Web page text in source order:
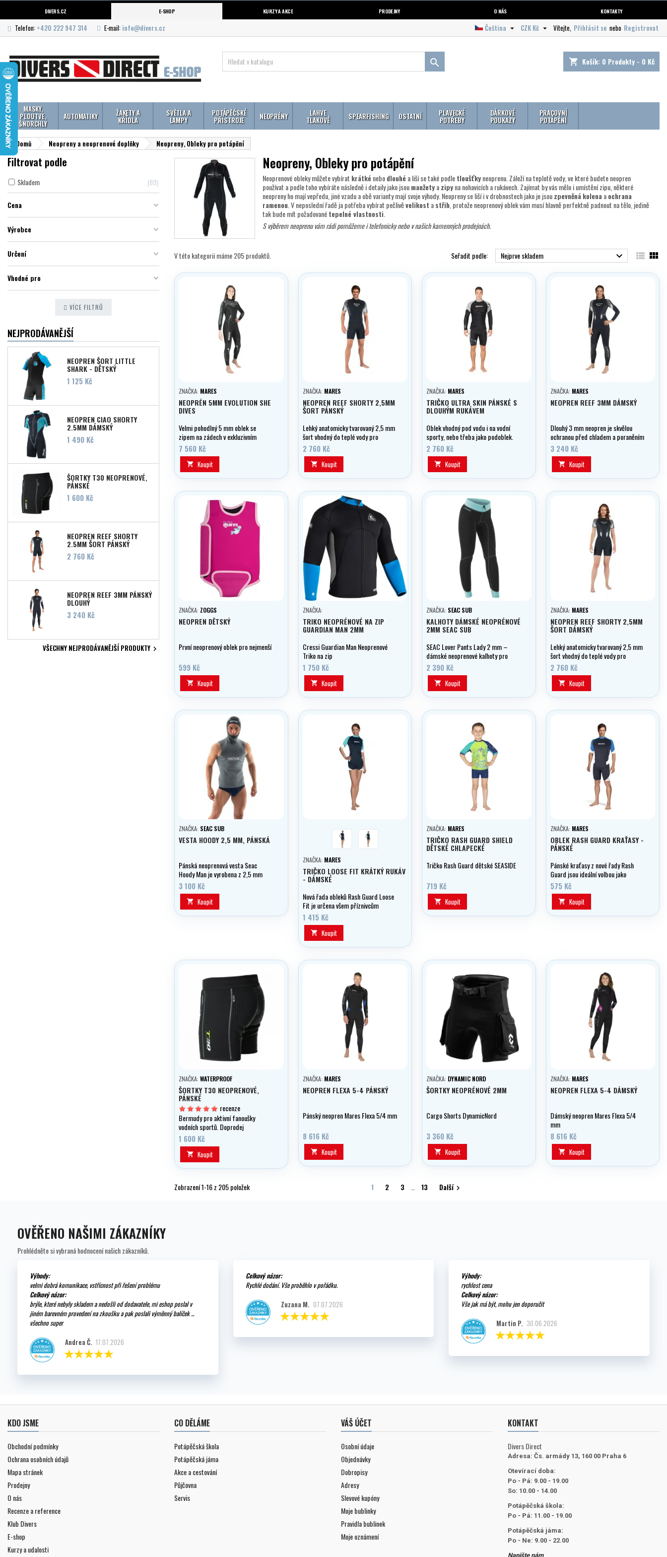
DIVERS.CZ E-SHOP KURZY A AKCE PRODEJNY O NÁS KONTAKTY
Telefon: +420 222 947 314 E-mail: info@divers.cz Vítejte, Přihlásit se nebo Registrovat
CZK Kč 
Čeština 
shopping_cart Košík: 0 Produkty - 0 Kč

MASKY,
PLOUTVE,
ŠNORCHLY
AUTOMATIKY ŽAKETY A
KŘÍDLA
SVĚTLA A
LAMPY
POTÁPĚČSKÉ
PŘÍSTROJE NEOPRÉNY LAHVE
TLAKOVÉ SPEARFISHING OSTATNÍ PLAVECKÉ
POTŘEBY
DÁRKOVÉ
POUKAZY
PRACOVNÍ
POTÁPĚNÍ
Domů Neopreny a neoprenové doplňky Neopreny, Obleky pro potápění
Filtrovat podle
Skladem 89
Cena
Výrobce
Určení
Vhodné pro
VÍCE FILTRŮ
NEJPRODÁVANĚJŠÍ
NEOPREN ŠORT LITTLE
SHARK - DĚTSKÝ
Cena
1 125 Kč
NEOPREN CIAO SHORTY
2,5MM DÁMSKÝ
Cena
1 490 Kč
ŠORTKY T30 NEOPRENOVÉ,
PÁNSKÉ
Cena
1 600 Kč
NEOPREN REEF SHORTY
2,5MM ŠORT PÁNSKÝ
Cena
2 760 Kč
NEOPREN REEF 3MM PÁNSKÝ
DLOUHÝ
Cena
3 240 Kč
VŠECHNY NEJPRODÁVANĚJŠÍ PRODUKTY 
Neopreny, Obleky pro potápění
Neoprenové obleky můžete vybírat krátké nebodlouhé a liší se také podletloušťkyneoprenu. Záleží na teplotě vody, ve které budete neopren
používat a podle toho vybíráte následně i detaily jako jsoumanžetyazipyna nohavicích a rukávech. Zajímat by vás mělo i umístění zipu, některé
neopreny ho mají vepředu, jiné vzadu a obě varianty mají svoje výhody. Neopreny se liší i v drobnostech jako je jsouzpevněná kolena aochrana
ramenou . V neposlední řadě ja potřeba vybírat pečlivěvelikost astřih , protože neoprenový oblek vám musí hlavně perfektně padnout na tělo, jedině
tak bude mít požadovanétepelné vlastnosti
S výběrem neoprenuvám rádi pomůžeme i telefonicky nebo v našich kamenných prodejnách.
V této kategorii máme 205 produktů. Seřadit podle: Nejprve skladem   
ZNAČKA: MARES
NEOPRÉN 5MM EVOLUTION SHE
DIVES
Velmi pohodlný 5 mm oblek se
zipem na zádech v exkluzivním
designu Mares
7 560 Kč
 Koupit
ZNAČKA: MARES
NEOPREN REEF SHORTY 2,5MM
ŠORT PÁNSKÝ
Lehký anatomicky tvarovaný 2,5 mm
šort vhodný do teplé vody pro
všechny vodní sporty.
2 760 Kč
 Koupit
ZNAČKA: MARES
TRIČKO ULTRA SKIN PÁNSKÉ S
DLOUHÝM RUKÁVEM
Oblek vhodný pod vodu i na vodní
sporty, nebo třeba jako podoblek.
2 760 Kč
 Koupit
ZNAČKA: MARES
NEOPREN REEF 3MM DÁMSKÝ
Dlouhý 3 mm neopren je skvělou
ochranou před chladem a poraněním
v teplé vodě.
3 240 Kč
 Koupit
ZNAČKA: ZOGGS
NEOPREN DĚTSKÝ
První neoprenový oblek pro nejmenší
599 Kč
 Koupit
ZNAČKA:
TRIKO NEOPRÉNOVÉ NA ZIP
GUARDIAN MAN 2MM
Cressi Guardian Man Neoprenové
Triko na zip
1 750 Kč
 Koupit
ZNAČKA: SEAC SUB
KALHOTY DÁMSKÉ NEOPRÉNOVÉ
2MM SEAC SUB
SEAC Lover Pants Lady 2 mm –
dámské neoprenové kalhoty pro
vodní sporty
2 390 Kč
 Koupit
ZNAČKA: MARES
NEOPREN REEF SHORTY 2,5MM
ŠORT DÁMSKÝ
Lehký anatomicky tvarovaný 2,5 mm
šort vhodný do teplé vody pro
všechny vodní sporty.
2 760 Kč
 Koupit
ZNAČKA: SEAC SUB
VESTA HOODY 2,5 MM, PÁNSKÁ
Pánská neoprenová vesta Seac
Hoody Man je vyrobena z 2,5 mm
ultraelastického neoprenu
3 100 Kč
 Koupit
fialová aqua
ZNAČKA: MARES
TRIČKO LOOSE FIT KRÁTKÝ RUKÁV
- DÁMSKÉ
Nová řada obleků Rash Guard Loose
Fit je určena všem příznivcům
elegantních a zároveň pohodlných
sportovních obleků.
1 415 Kč
 Koupit
ZNAČKA: MARES
TRIČKO RASH GUARD SHIELD
DĚTSKÉ CHLAPECKÉ
Tričko Rash Guard dětské SEASIDE
719 Kč
 Koupit
ZNAČKA: MARES
OBLEK RASH GUARD KRAŤASY -
PÁNSKÉ
Pánské kraťasy z nové řady Rash
Guard jsou ideální volbou jako
podoblek nebo můžou být použity
samostatně jako ochrana proti
slunci.
575 Kč
 Koupit
ZNAČKA: WATERPROOF
ŠORTKY T30 NEOPRENOVÉ,
PÁNSKÉ
recenze
Bermudy pro aktivní fanoušky
vodních sportů. Doprodej
1 600 Kč
 Koupit
ZNAČKA: MARES
NEOPREN FLEXA 5-4 PÁNSKÝ
Pánský neopren Mares Flexa 5/4 mm
8 616 Kč
 Koupit
ZNAČKA: DYNAMIC NORD
ŠORTKY NEOPRÉNOVÉ 2MM
Cargo Shorts DynamicNord
3 360 Kč
 Koupit
ZNAČKA: MARES
NEOPREN FLEXA 5-4 DÁMSKÝ
Dámský neopren Mares Flexa 5/4
mm
8 616 Kč
 Koupit
Zobrazení 1-16 z 205 položek 1 2 3 13 Další 
OVĚŘENO NAŠIMI ZÁKAZNÍKY
Prohlédněte si vybraná hodnocení našich zákazníků.
Výhody:
velmi dobrá komunikace, vstřícnost při řešení problému
Celkový názor:
brýle, které nebyly skladem a nedošli od dodavatele, mi eshop poslal v
jiném barevném provedení na zkoušku a pak poslali výměnný balíček ...
všechno super
Andrea Č. 17.07.2026
Celkový názor:
Rychlé dodání. Vše proběhlo v pořádku.
Zuzana M. 07.07.2026
Výhody:
rychlost cena
Celkový názor:
Vše jak má být, mohu jen doporučit
Martin P. 30.06.2026
KDO JSME
Obchodní podmínky
Ochrana osobních údajů
Mapa stránek
Prodejny
O nás
Recenze a reference
Klub Divers
E-shop
Kurzy a udalosti
CO DĚLÁME
Potápěčská škola
Potápěčská jáma
Akce a cestování
Půjčovna
Servis
VÁŠ ÚČET
Osobní údaje
Objednávky
Dobropisy
Adresy
Slevové kupóny
Moje bublinky
Pravidla bublinek
Moje oznámení
KONTAKT
Divers Direct
Adresa: Čs. armády 13, 160 00 Praha 6
Otevírací doba:
Po - Pá: 9.00 - 19.00
So: 10.00 - 14.00
Potápěčská škola:
Po - Pá: 11.00 - 19.00
Potápěčská jáma:
Po - Ne: 9.00 - 22.00
Napište nám